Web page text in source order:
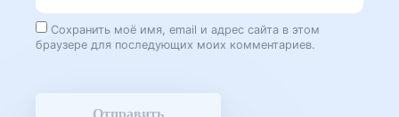
Сохранить моё имя, email и адрес сайта в этом
браузере для последующих моих комментариев.